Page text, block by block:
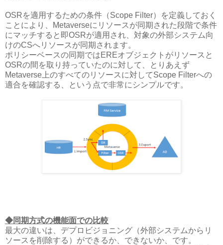
OSRを適用するための条件（Scope Filter）を定義しておく
ことにより、Metaverseにリソースが同期された段階で条件
にマッチすると即OSRが適用され、対象の外部システム向
けのCSへリソースが同期されます。
ポリシーベースの同期ではEREオブジェクトがリソースと
OSRの間を取り持っていたのに対して、とりあえず
Metaverse上のすべてのリソースに対してScope Filterへの
適合を確認する、という点で非常にシンプルです。
◆同期方式の機能面での比較
最大の違いは、デプロビジョニング（外部システムからリ
ソースを削除する）ができるか、できないか、です。